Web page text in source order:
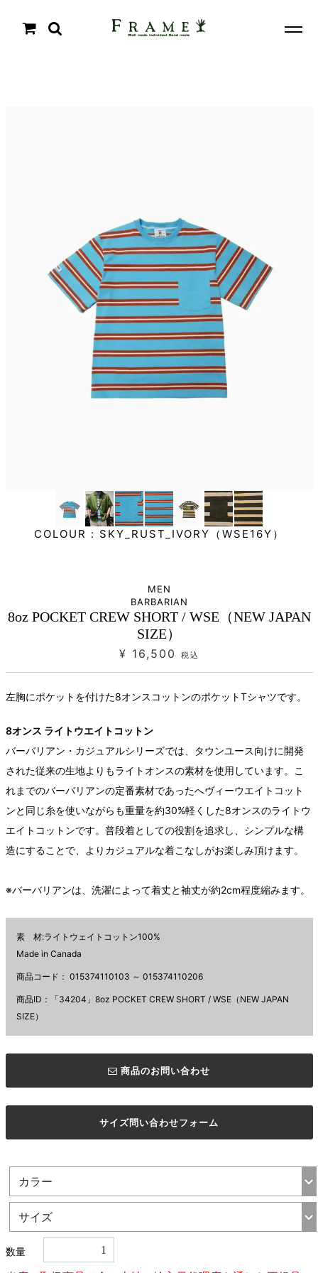
COLOUR : SKY_RUST_IVORY（WSE16Y）
MEN
BARBARIAN
8oz POCKET CREW SHORT / WSE（NEW JAPAN
SIZE）
¥ 16,500 税込
左胸にポケットを付けた8オンスコットンのポケットTシャツです。
8オンス ライトウエイトコットン
バーバリアン・カジュアルシリーズでは、タウンユース向けに開発
された従来の生地よりもライトオンスの素材を使用しています。こ
れまでのバーバリアンの定番素材であったへヴィーウエイトコット
ンと同じ糸を使いながらも重量を約30%軽くした8オンスのライトウ
エイトコットンです。普段着としての役割を追求し、シンプルな構
造にすることで、よりカジュアルな着こなしがお楽しみ頂けます。
※バーバリアンは、洗濯によって着丈と袖丈が約2cm程度縮みます。
素 材:ライトウェイトコットン100%
Made in Canada
商品コード： 015374110103 ～ 015374110206
商品ID：「34204」8oz POCKET CREW SHORT / WSE（NEW JAPAN
SIZE）
商品のお問い合わせ
サイズ問い合わせフォーム
数量